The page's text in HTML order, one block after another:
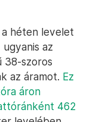
héten levelet
az
38-szoros
az áramot. Ez
áron
462